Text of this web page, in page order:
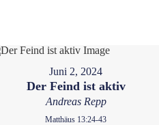
Juni 2, 2024
Der Feind ist aktiv
Andreas Repp
Matthäus 13:24-43